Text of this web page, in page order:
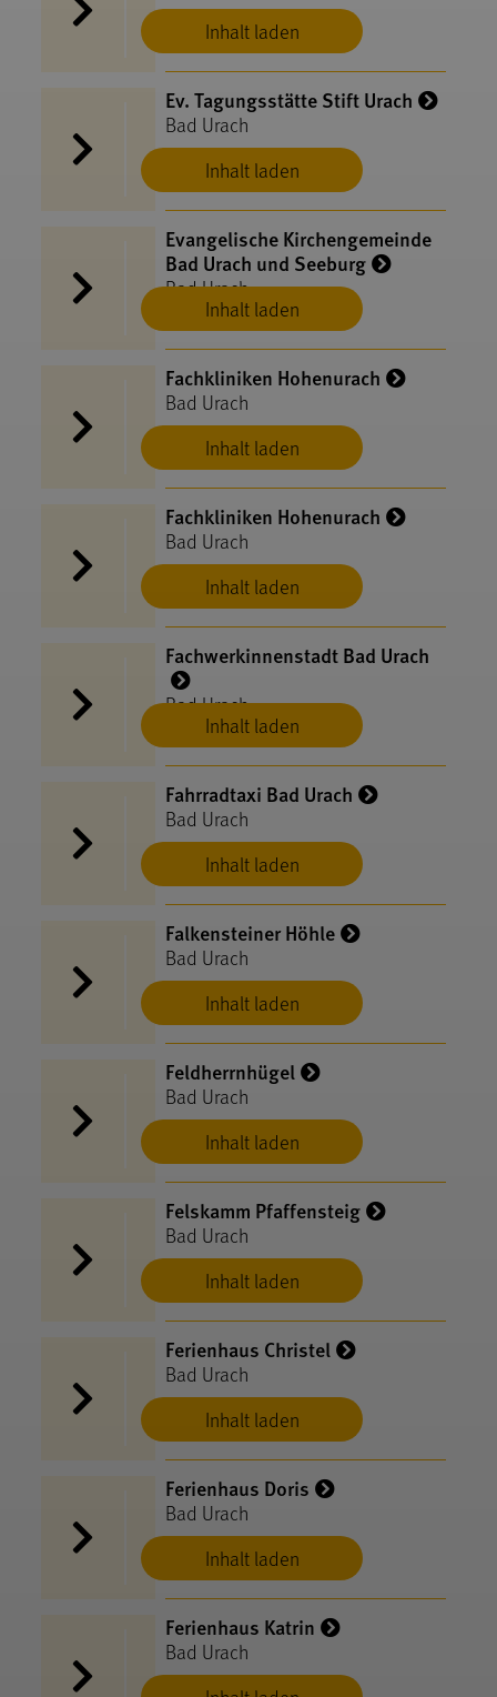
Inhalt laden
Inhalt laden
Ev. Tagungsstätte Stift Urach
Bad Urach
Inhalt laden
Evangelische Kirchengemeinde
Bad Urach und Seeburg
Bad Urach
Inhalt laden
Fachkliniken Hohenurach
Bad Urach
Inhalt laden
Fachkliniken Hohenurach
Bad Urach
Inhalt laden
Fachwerkinnenstadt Bad Urach
Bad Urach
Inhalt laden
Fahrradtaxi Bad Urach
Bad Urach
Inhalt laden
Falkensteiner Höhle
Bad Urach
Inhalt laden
Feldherrnhügel
Bad Urach
Inhalt laden
Felskamm Pfaffensteig
Bad Urach
Inhalt laden
Ferienhaus Christel
Bad Urach
Inhalt laden
Ferienhaus Doris
Bad Urach
Ferienhaus Katrin
Bad Urach